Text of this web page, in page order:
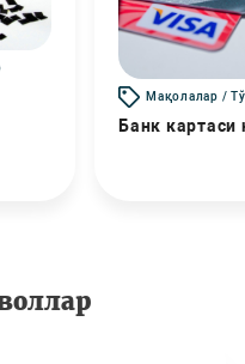
Мақолалар /
Банк картаси